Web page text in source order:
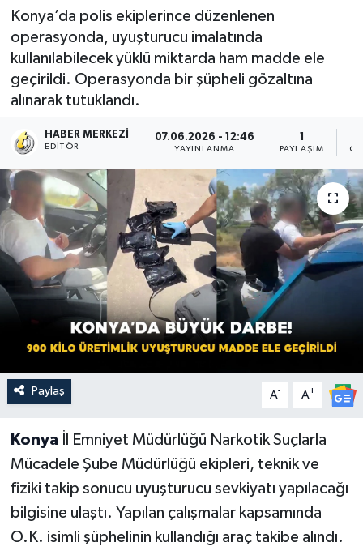
Konya’da polis ekiplerince düzenlenen
operasyonda, uyuşturucu imalatında
kullanılabilecek yüklü miktarda ham madde ele
geçirildi. Operasyonda bir şüpheli gözaltına
alınarak tutuklandı.
HABER MERKEZI
EDITÖR
07.06.2026 - 12:46
YAYINLANMA
1
PAYLAŞIM
Paylaş A- A+
Konyaİl Emniyet Müdürlüğü Narkotik Suçlarla
Mücadele Şube Müdürlüğü ekipleri, teknik ve
fiziki takip sonucu uyuşturucu sevkiyatı yapılacağı
bilgisine ulaştı. Yapılan çalışmalar kapsamında
O.K. isimli şüphelinin kullandığı araç takibe alındı.